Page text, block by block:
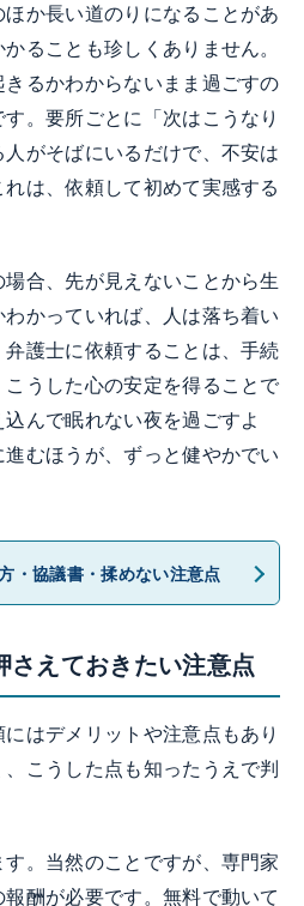
か長い道のりになることがあ
ることも珍しくありません。
るかわからないまま過ごすの
。要所ごとに「次はこうなり
がそばにいるだけで、不安は
は、依頼して初めて実感する
合、先が見えないことから生
かっていれば、人は落ち着い
護士に依頼することは、手続
うした心の安定を得ることで
んで眠れない夜を過ごすよ
むほうが、ずっと健やかでい
・協議書・揉めない注意点
さえておきたい注意点
はデメリットや注意点もあり
こうした点も知ったうえで判
。当然のことですが、専門家
酬が必要です。無料で動いて